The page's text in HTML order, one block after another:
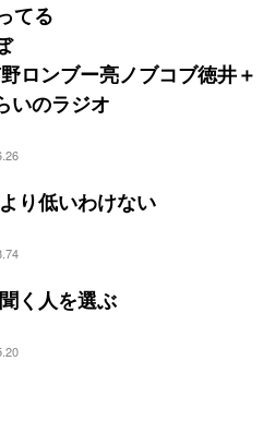
てる
ロンブー亮ノブコブ徳井＋
いのラジオ
り低いわけない
く人を選ぶ